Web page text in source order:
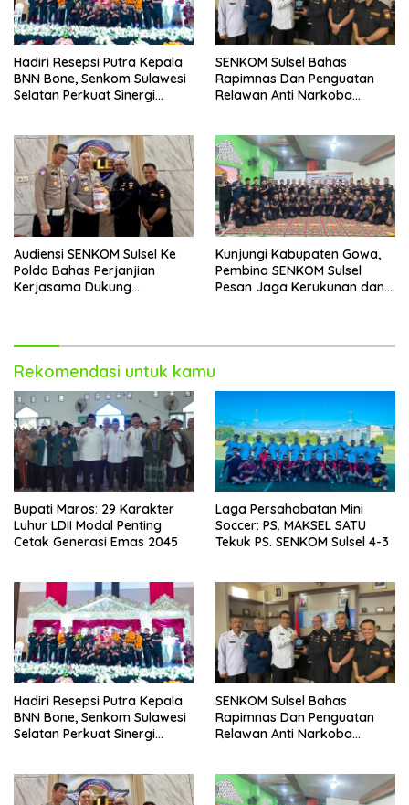
Hadiri Resepsi Putra Kepala
BNN Bone, Senkom Sulawesi
Selatan Perkuat Sinergi
SENKOM Sulsel Bahas
Rapimnas Dan Penguatan
Relawan Anti Narkoba
Audiensi SENKOM Sulsel Ke
Polda Bahas Perjanjian
Kerjasama Dukung
Kunjungi Kabupaten Gowa,
Pembina SENKOM Sulsel
Pesan Jaga Kerukunan dan
Rekomendasi untuk kamu
Bupati Maros: 29 Karakter
Luhur LDII Modal Penting
Cetak Generasi Emas 2045
Laga Persahabatan Mini
Soccer: PS. MAKSEL SATU
Tekuk PS. SENKOM Sulsel 4-3
Hadiri Resepsi Putra Kepala
BNN Bone, Senkom Sulawesi
Selatan Perkuat Sinergi
SENKOM Sulsel Bahas
Rapimnas Dan Penguatan
Relawan Anti Narkoba